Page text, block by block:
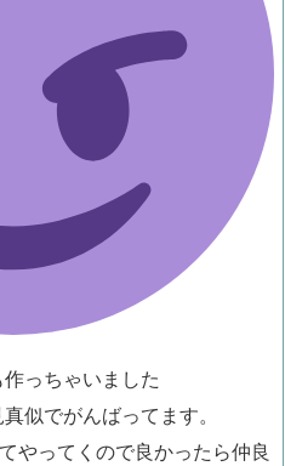
っちゃいました
似でがんばってます。
やってくので良かったら仲良